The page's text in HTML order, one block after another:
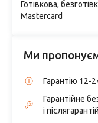
Готівкова,
Mastercard
Ми
Гарантію 12-
Гарантійне
і